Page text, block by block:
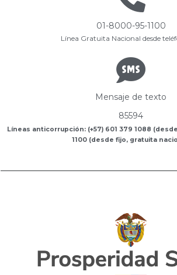
01-8000-95-1100
Línea Gratuita Nacional desde
Mensaje de texto
85594
Líneas anticorrupción: (+57) 601 379 1088
1100 (desde fijo, gratuita